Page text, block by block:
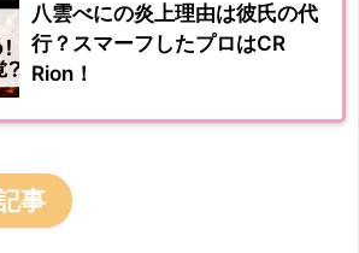
八雲べにの炎上理由は彼氏の代
行？スマーフしたプロはCR
Rion！
事